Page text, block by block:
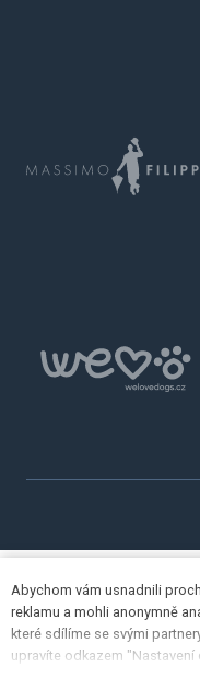
Abychom vám usnadnili
reklamu a mohli anonymně
které sdílíme se svými
upravíte odkazem